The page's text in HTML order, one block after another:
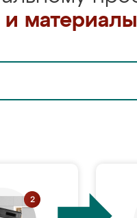
материалы